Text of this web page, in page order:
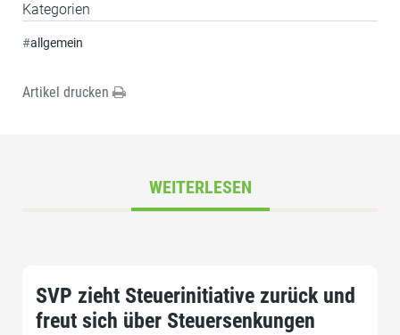
Kategorien
#allgemein
Artikel drucken
WEITERLESEN
SVP zieht Steuerinitiative zurück und
freut sich über Steuersenkungen